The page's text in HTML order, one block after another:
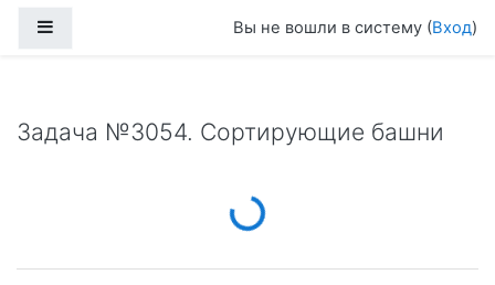
Вы не вошли в систему (Вход)
Задача №3054. Сортирующие башни
Loading...